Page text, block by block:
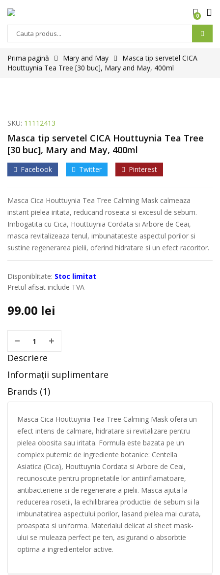
0
Prima pagină Mary and May
Masca tip servetel CICA
Houttuynia Tea Tree [30 buc], Mary and May, 400ml
SKU: 11112413
Masca tip servetel CICA Houttuynia Tea Tree
[30 buc], Mary and May, 400ml
Facebook Twitter Pinterest
Masca Cica Houttuynia Tea Tree Calming Mask calmeaza
instant pielea iritata, reducand roseata si excesul de sebum.
Imbogatita cu Cica, Houttuynia Cordata si Arbore de Ceai,
masca revitalizeaza tenul, imbunatateste aspectul porilor si
sustine regenerarea pielii, oferind hidratare si un efect racoritor.
Disponiblitate: Stoc limitat
Pretul afisat include TVA
99.00 lei
Descriere
Informații suplimentare
Brands (1)
Masca Cica Houttuynia Tea Tree Calming Mask ofera un
efect intens de calmare, hidratare si revitalizare pentru
pielea obosita sau iritata. Formula este bazata pe un
complex puternic de ingrediente botanice: Centella
Asiatica (Cica), Houttuynia Cordata si Arbore de Ceai,
recunoscute pentru proprietatile lor antiinflamatoare,
antibacteriene si de regenerare a pielii. Masca ajuta la
reducerea rosetii, la echilibrarea productiei de sebum si la
imbunatatirea aspectului porilor, lasand pielea mai curata,
proaspata si uniforma. Materialul delicat al sheet mask-
ului se muleaza perfect pe ten, asigurand o absorbtie
optima a ingredientelor active.